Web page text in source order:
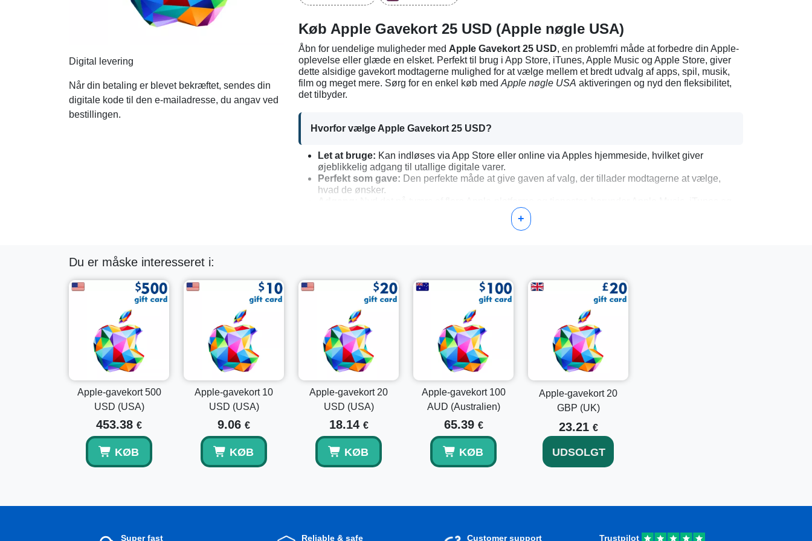
Digital levering
Når din betaling er blevet bekræftet, sendes din
digitale kode til den e-mailadresse, du angav ved
bestillingen.
Køb Apple Gavekort 25 USD (Apple nøgle USA)
Åbn for uendelige muligheder med Apple Gavekort 25 USD, en problemfri måde at forbedre din Apple-
oplevelse eller glæde en elsket. Perfekt til brug i App Store, iTunes, Apple Music og Apple Store, giver
dette alsidige gavekort modtagerne mulighed for at vælge mellem et bredt udvalg af apps, spil, musik,
film og meget mere. Sørg for en enkel køb med Apple nøgle USA aktiveringen og nyd den fleksibilitet,
det tilbyder.
Hvorfor vælge Apple Gavekort 25 USD?
Let at bruge: Kan indløses via App Store eller online via Apples hjemmeside, hvilket giver
øjeblikkelig adgang til utallige digitale varer.
Perfekt som gave: Den perfekte måde at give gaven af valg, der tillader modtagerne at vælge,
hvad de ønsker.
Sørg for, at du er logget ind med din Apple ID. Hvis ikke, tryk på
Hvis du ikke har en Apple ID, kan du oprette en ved at følge instruktionerne på skærmen.
Vælg dit profilbillede eller initial øverst til højre på skærmen, og tryk derefter på
gavekort eller kode
Indtast kode:
Brug din enheds kamera til at scanne gavekortet eller indtast manuelt koden, der
findes på dit Apple Gavekort.
Bekræft:Efter indtastning af koden, følg instruktionerne på skærmen for at afslutte indløsningen.
Når indløsningen er gennemført, vil din konto blive opdateret og være klar til brug på kvalificerede
Apple-platforme.
Udforsk andre valører
Hvis du har brug for en anden valør eller ønsker at kombinere værdier, kan du overveje at udforske
andre muligheder som
Apple Gavekort 20 USD (Apple nøgle USA) eller forkæle dig selv med en højere
værdi medApple Gavekort 50 USD (Apple nøgle USA)
+
Du er måske interesseret i:
Apple-gavekort 500
USD (USA)
453.38 €
KØB
Apple-gavekort 10
USD (USA)
9.06 €
KØB
Apple-gavekort 20
USD (USA)
18.14 €
KØB
Apple-gavekort 100
AUD (Australien)
65.39 €
KØB
Apple-gavekort 20
GBP (UK)
23.21 €
UDSOLGT
Super fast Reliable & safe Customer support Trustpilot